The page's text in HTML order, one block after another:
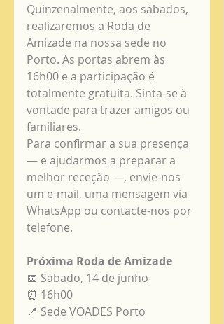
Quinzenalmente, aos sábados,
realizaremos a Roda de
Amizade na nossa sede no
Porto. As portas abrem às
16h00 e a participação é
totalmente gratuita. Sinta-se à
vontade para trazer amigos ou
familiares.
Para confirmar a sua presença
— e ajudarmos a preparar a
melhor receção —, envie-nos
um e-mail, uma mensagem via
WhatsApp ou contacte-nos por
telefone.
Próxima Roda de Amizade
📅 Sábado, 14 de junho
⏰ 16h00
📍 Sede VOADES Porto